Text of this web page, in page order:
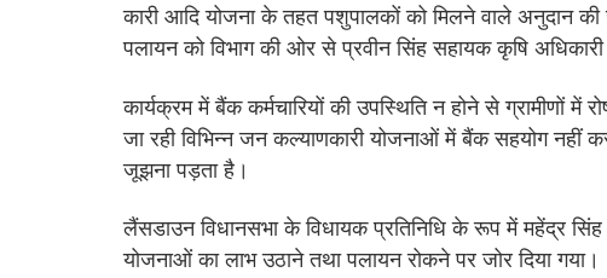
कारी आदि योजना के तहत पशुपालकों को मिलने वाले अनुदान
पलायन को विभाग की ओर से प्रवीन सिंह सहायक कृषि अधिकारी
कार्यक्रम में बैंक कर्मचारियों की उपस्थिति न होने से ग्रामीणों में
जा रही विभिन्न जन कल्याणकारी योजनाओं में बैंक सहयोग नहीं
जूझना पड़ता है।
लैंसडाउन विधानसभा के विधायक प्रतिनिधि के रूप में महेंद्र सिंह
योजनाओं का लाभ उठाने तथा पलायन रोकने पर जोर दिया गया।